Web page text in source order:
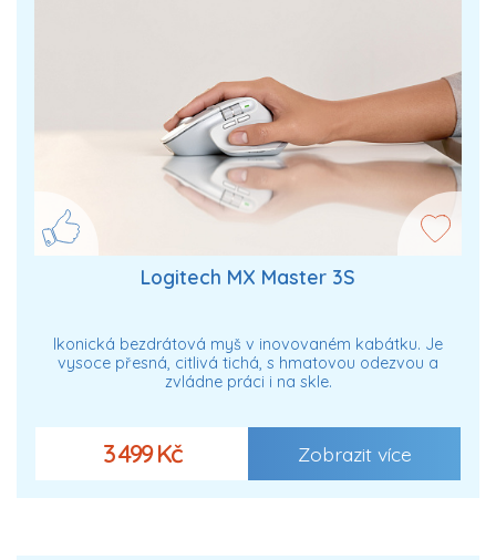
Logitech MX Master 3S
Ikonická bezdrátová myš v inovovaném kabátku. Je
vysoce přesná, citlivá tichá, s hmatovou odezvou a
zvládne práci i na skle.
3 499 Kč Zobrazit více